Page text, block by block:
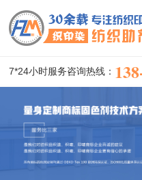
7*24小时服务咨询热线：